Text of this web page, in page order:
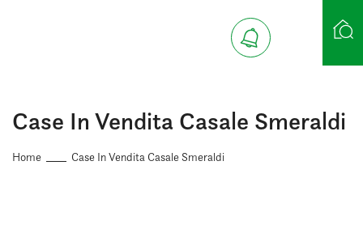
Ricerca case
Case In Vendita Casale Smeraldi
Home Case In Vendita Casale Smeraldi